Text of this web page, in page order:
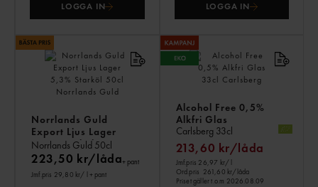
LOGGA IN LOGGA IN
Norrlands Guld
Export Ljus Lager
5,3% Starköl
Norrlands Guld 50cl
223,50 kr/låda+ pant
Jmf.pris 29,80 kr/ l + pant
Alcohol Free 0,5%
Alkfri Glas
Carlsberg 33cl
213,60 kr/låda
Jmf.pris 26,97 kr/ l
Ord.pris 261,60 kr/låda
Priset gäller t.o.m 2026.08.09